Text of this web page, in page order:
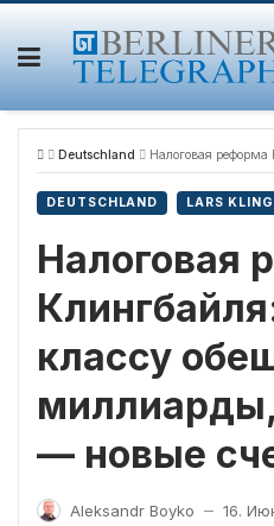
Skip
content
Deutschland Налоговая реформа Клингбайля:
DEUTSCHLAND LARS
Налоговая
классу
— новые
Aleksandr Boyko — 16.